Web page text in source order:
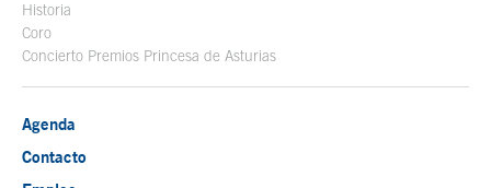
Historia
Coro
Concierto Premios Princesa de Asturias
Agenda
Contacto